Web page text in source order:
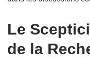
Le
de la